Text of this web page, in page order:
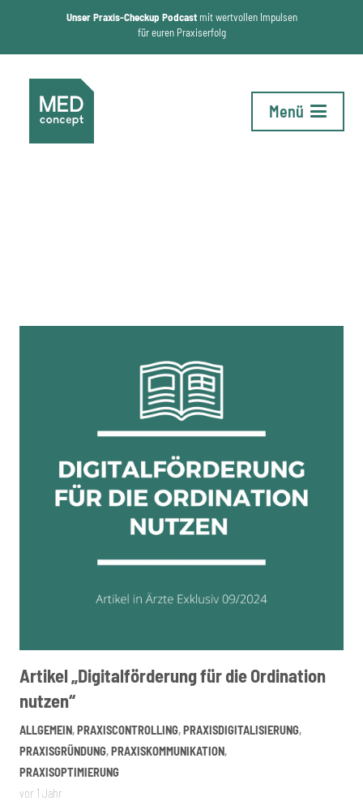
Unser Praxis-Checkup Podcastmit wertvollen Impulsen
für euren Praxiserfolg
Menü
Artikel „Digitalförderung für die Ordination
nutzen“
ALLGEMEIN,PRAXISCONTROLLING,PRAXISDIGITALISIERUNG,
PRAXISGRÜNDUNG,PRAXISKOMMUNIKATION,
PRAXISOPTIMIERUNG
vor 1 Jahr